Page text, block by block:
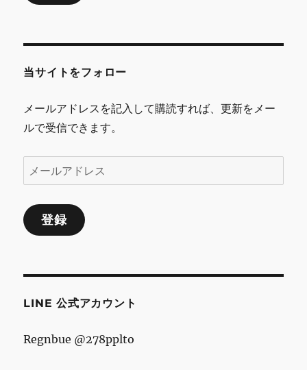
ス
当サイトをフォロー
メールアドレスを記入して購読すれば、更新をメー
ルで受信できます。
ー
ル
ア
ス
登録
LINE 公式アカウント
Regnbue @278pplto